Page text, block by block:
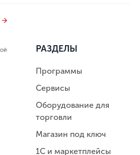
РАЗДЕЛЫ
Программы
Сервисы
Оборудование для
торговли
Магазин под ключ
1С и маркетплейсы